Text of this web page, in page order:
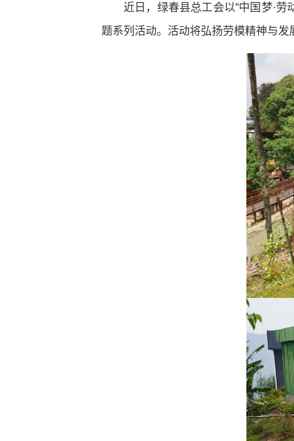
近日，绿春县总工会以“中国梦·
题系列活动。活动将弘扬劳模精神与发